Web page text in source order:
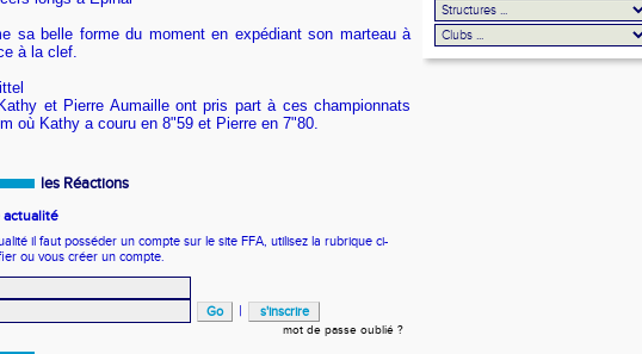
sa belle forme du moment en expédiant son marteau à
à la clef.
et Pierre Aumaille ont pris part à ces championnats
où Kathy a couru en 8"59 et Pierre en 7"80.
les Réactions
actualité
il faut posséder un compte sur le site FFA, utilisez la rubrique ci-
ou vous créer un compte.
|
mot de passe oublié ?